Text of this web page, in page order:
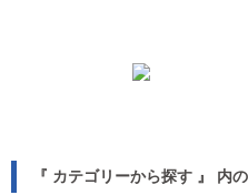
『 カテゴリーから探す 』 内